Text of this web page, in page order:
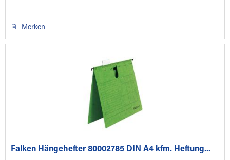
Merken
Falken Hängehefter 80002785 DIN A4 kfm. Heftung...